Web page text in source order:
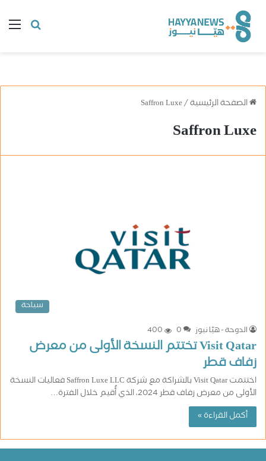
البحث
الصفحة الرئيسية/
Saffron Luxe
Saffron Luxe
سياحة
الدوحة - هيّا نيوز
0
400
Visit Qatar تختتم النسخة الأولى من معرض
زفاف قطر
اختتمت Visit Qatar بالشراكة مع شركة Saffron Luxe LLC فعاليات النسخة
الأولى من معرض زفاف قطر 2024، الذي أُقيم خلال الفترة…
أكمل القراءة »